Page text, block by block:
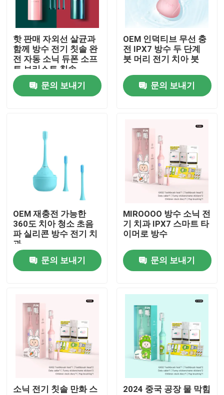
비디오
공장 투어
품질 관리
인용 을 요청 하십시오
호출중 전동 치솔
방수 전동 치솔
핫 판매 자외선 살균과
함께 방수 전기 칫솔 완
전 자동 소닉 듀폰 소프
트 브리스트 칫솔
문의 보내기
OEM 인덕티브 무선 충
전 IPX7 방수 두 단계
붓 머리 전기 치아 붓
문의 보내기
OEM 재충전 가능한
360도 치아 청소 초음
파 실리콘 방수 전기 치
과
문의 보내기
MIROOOO 방수 소닉 전
기 치과 IPX7 스마트 타
이머로 방수
문의 보내기
소닉 전기 칫솔 만화 스
2024 중국 공장 물 막힘